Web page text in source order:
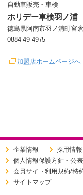
自動車販売・車検
ホリデー車検羽ノ浦
徳島県阿南市羽ノ浦町宮
0884-49-4975
加盟店ホームページへ
企業情報 採用情報
個人情報保護方針・公
会員サイト利用規約/特
サイトマップ